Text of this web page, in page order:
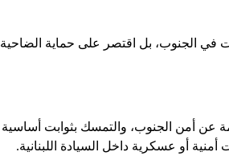
في الجنوب، بل اقتصر على حماية
عن أمن الجنوب، والتمسك بثوابت
أو عسكرية داخل السيادة اللبنانية.